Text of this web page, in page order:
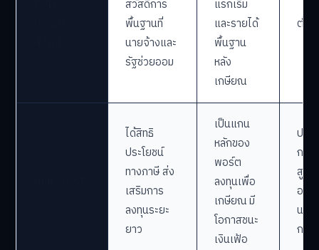
สวัสดิการ
พื้นฐานที่
นายจ้างและ
รัฐช่วยออม
แรกเริ่ม
และรายได้
พื้นฐาน
หลัง
เกษียณ
ต่ำม
ได้สิทธิ
ประโยชน์
ทางภาษี ส่ง
เสริมการ
ลงทุนระยะ
ยาว
เป็นแกน
หลักของ
พอร์ต
ลงทุนเพื่อ
เกษียณ มี
โอกาสชนะ
เงินเฟ้อ
ปาน
กลา
สูง (
อยู่
นโย
กอง